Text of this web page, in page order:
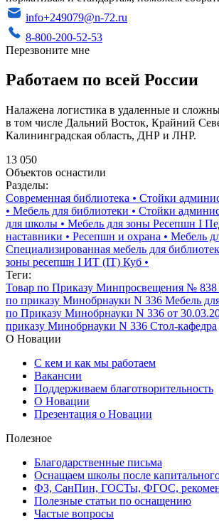
info+249079@n-72.ru
8-800-200-52-53
Перезвоните мне
Работаем по всей России
Налажена логистика в удаленные и
в том числе Дальний Восток, Крайний
Калининградская область, ДНР и ЛНР.
13 050
Объектов оснастили
Разделы:
Современная библиотека • Стойки
• Мебель для библиотеки • Стойки
для школы • Мебель для зоны Ресепшн I
наставники • Ресепшн и охрана • Мебель
Специализированная мебель для
зоны ресепшн I ИТ (IT) Куб •
Теги:
Товар по Приказу Минпросвещения № 838
по приказу Минобрнауки N 336 Мебель
по Приказу Минобрнауки N 336 от
приказу Минобрнауки N 336 Стол-кафедра
О Новации
С кем и как мы работаем
Вакансии
Поддерживаем благотворительность
О Новации
Презентация о Новации
Полезное
Благодарственные письма
Оснащаем школы после
ФЗ, СанПин, ГОСТы, ФГОС,
Полезные статьи по оснащению
Частые вопросы